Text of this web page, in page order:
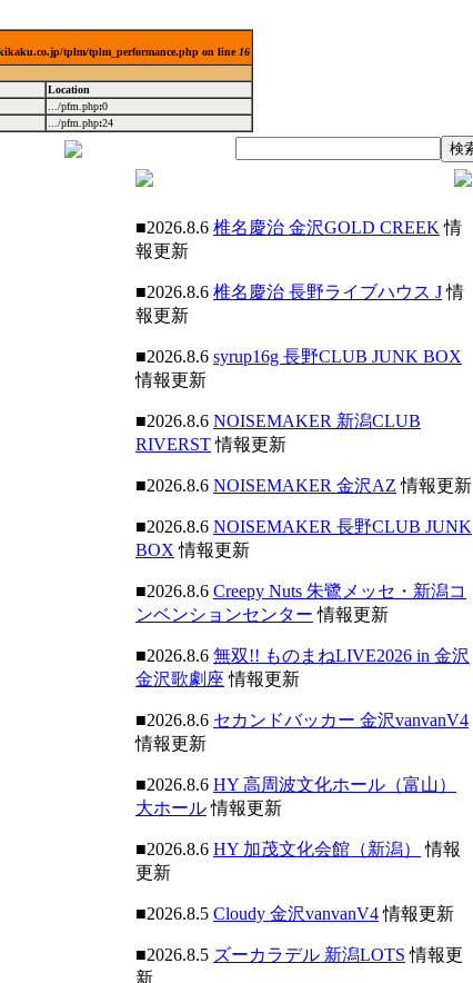
tplm/tplm_performance.php on line 16
Location
.../pfm.php:0
.../pfm.php:24
■2026.8.6 椎名慶治 金沢GOLD CREEK 情
報更新
■2026.8.6 椎名慶治 長野ライブハウス J情
報更新
■2026.8.6 syrup16g 長野CLUB JUNK BOX
情報更新
■2026.8.6 NOISEMAKER 新潟CLUB
RIVERST情報更新
■2026.8.6 NOISEMAKER 金沢AZ 情報更新
■2026.8.6 NOISEMAKER 長野CLUB JUNK
BOX 情報更新
■2026.8.6 Creepy Nuts 朱鷺メッセ・新潟コ
ンベンションセンター 情報更新
■2026.8.6 無双!! ものまねLIVE2026 in 金沢
金沢歌劇座 情報更新
■2026.8.6 セカンドバッカー 金沢vanvanV4
情報更新
■2026.8.6 HY 高周波文化ホール（富山）
大ホール情報更新
■2026.8.6 HY 加茂文化会館（新潟）
情報
更新
■2026.8.5 Cloudy 金沢vanvanV4情報更新
■2026.8.5 ズーカラデル 新潟LOTS 情報更
新